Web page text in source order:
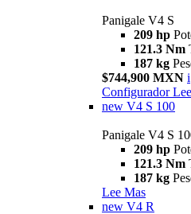
Panigale V4 S
209 hp
121.3 Nm
187 kg
$744,900 MXN i
Configurador
new V4 S 100
Panigale V4 S
209 hp
121.3 Nm
187 kg
Lee Mas
new V4 R